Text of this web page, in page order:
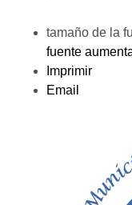
tamaño de la
fuente
Imprimir
Email